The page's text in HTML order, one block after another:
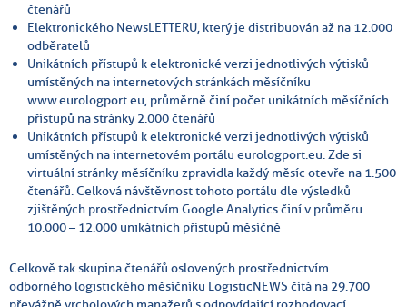
čtenářů
Elektronického NewsLETTERU, který je distribuován až na 12.000
odběratelů
Unikátních přístupů k elektronické verzi jednotlivých výtisků
umístěných na internetových stránkách měsíčníku
www.eurologport.eu, průměrně činí počet unikátních měsíčních
přístupů na stránky 2.000 čtenářů
Unikátních přístupů k elektronické verzi jednotlivých výtisků
umístěných na internetovém portálu eurologport.eu. Zde si
virtuální stránky měsíčníku zpravidla každý měsíc otevře na 1.500
čtenářů. Celková návštěvnost tohoto portálu dle výsledků
zjištěných prostřednictvím Google Analytics činí v průměru
10.000 – 12.000 unikátních přístupů měsíčně
Celkově tak skupina čtenářů oslovených prostřednictvím
odborného logistického měsíčníku LogisticNEWS čítá na 29.700